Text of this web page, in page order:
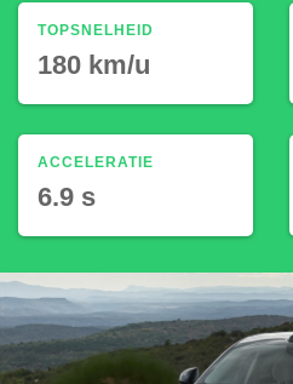
TOPSNELHEID
180 km/u
ACCELERATIE
6.9 s